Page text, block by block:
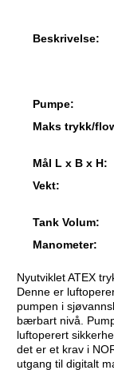
Beskrivelse:
Pumpe:
Maks trykk/
Mål L x B x H:
Vekt:
Tank Volum:
Manometer:
Nyutviklet ATEX
Denne er
pumpen i
bærbart nivå.
luftoperert
det er et krav i
utgang til digitalt